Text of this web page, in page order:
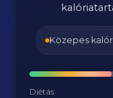
Közepes
Diétás